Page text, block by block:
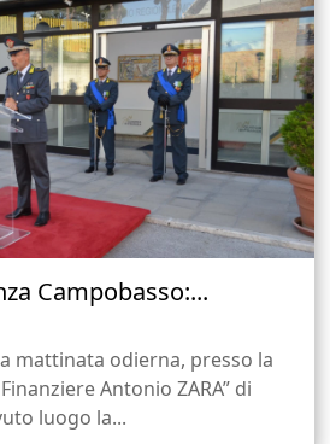
Campobasso:...
mattinata odierna, presso la
Antonio ZARA” di
luogo la...